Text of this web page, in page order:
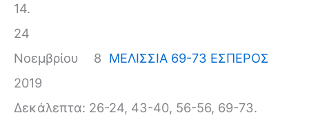
14.
24
Νοεμβρίου
2019
8 ΜΕΛΙΣΣΙΑ 69-73 ΕΣΠΕΡΟΣ
Δεκάλεπτα: 26-24, 43-40, 56-56, 69-73.